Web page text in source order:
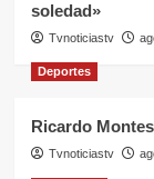
soledad»
Tvnoticiastv
Deportes
Ricardo
Tvnoticiastv